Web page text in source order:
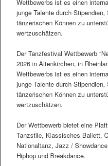
Wettbewerbs ist es einen
junge Talente durch
tänzerischen Können zu
wertzuschätzen.
Der Tanzfestival Wettbewerb
2026 in Altenkirchen, in
Wettbewerbs ist es einen
junge Talente durch
tänzerischen Können zu
wertzuschätzen.
Der Wettbewerb bietet eine
Tanzstile, Klassisches Ballett,
Nationaltanz, Jazz /
Hiphop und Breakdance.